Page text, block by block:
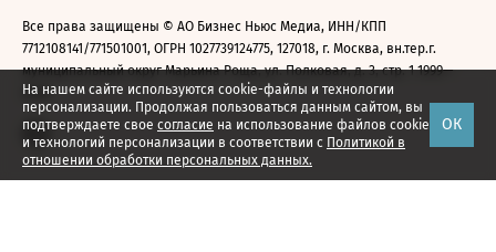
На нашем сайте используются cookie-файлы и технологии
персонализации. Продолжая пользоваться данным сайтом, вы
подтверждаете свое согласие на использование файлов cookie
и технологий персонализации в соответствии с Политикой в
отношении обработки персональных данных.
ОК
Все права защищены © АО Бизнес Ньюс Медиа, ИНН/КПП
7712108141/771501001, ОГРН 1027739124775, 127018, г. Москва, вн.тер.г.
муниципальный округ Марьина Роща, ул. Полковая, д. 3, стр. 1 1999—
2026